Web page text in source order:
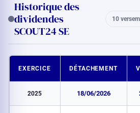
Historique des
dividendes
SCOUT24 SE
10
EXERCICE DÉTACHEMENT
2025 18/06/2026